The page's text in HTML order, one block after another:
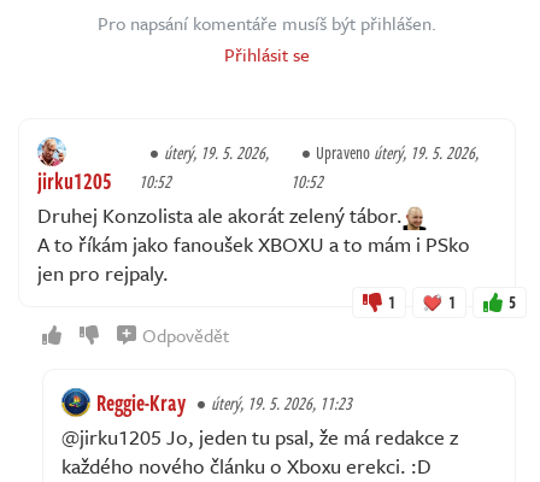
Pro napsání komentáře musíš být přihlášen.
Přihlásit se
jirku1205
úterý, 19. 5. 2026,
10:52
Upravenoúterý, 19. 5. 2026,
10:52
Druhej Konzolista ale akorát zelený tábor.
A to říkám jako fanoušek XBOXU a to mám i PSko
jen pro rejpaly.
1 1 5
Odpovědět
Reggie-Kray úterý, 19. 5. 2026, 11:23
@jirku1205 Jo, jeden tu psal, že má redakce z
každého nového článku o Xboxu erekci. :D